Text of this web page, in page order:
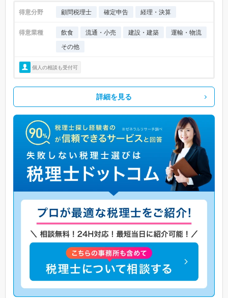
得意分野 顧問税理士 確定申告 経理・決算
得意業種 飲食 流通・小売 建設・建築
運輸・物流
その他
個人の相談も受付可
詳細を見る